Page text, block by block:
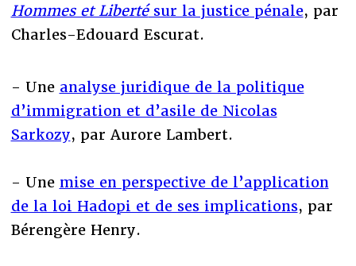
Hommes et Libertésur la justice pénale, par
Charles-Edouard Escurat.
- Une analyse juridique de la politique
d’immigration et d’asile de Nicolas
Sarkozy, par Aurore Lambert.
- Une mise en perspective de l’application
de la loi Hadopi et de ses implications, par
Bérengère Henry.